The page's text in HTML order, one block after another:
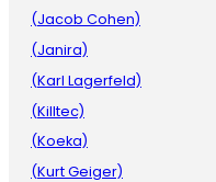
(Jacob Cohen)
(Janira)
(Karl Lagerfeld)
(Killtec)
(Koeka)
(Kurt Geiger)